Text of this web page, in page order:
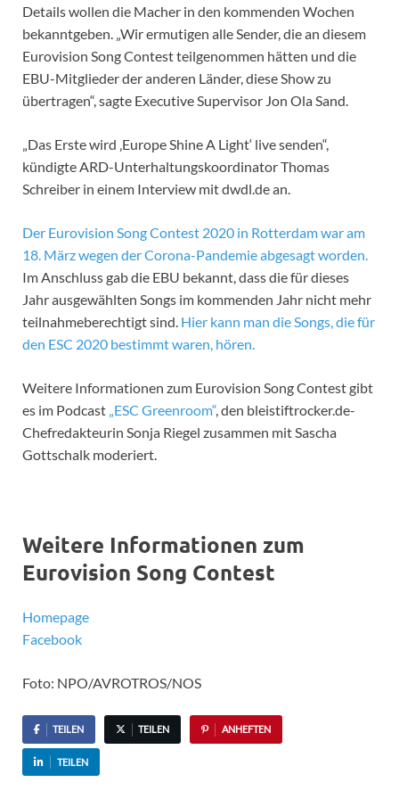
Details wollen die Macher in den kommenden Wochen
bekanntgeben. „Wir ermutigen alle Sender, die an diesem
Eurovision Song Contest teilgenommen hätten und die
EBU-Mitglieder der anderen Länder, diese Show zu
übertragen“, sagte Executive Supervisor Jon Ola Sand.
„Das Erste wird ‚Europe Shine A Light‘ live senden“,
kündigte ARD-Unterhaltungskoordinator Thomas
Schreiber in einem Interview mit dwdl.de an.
Der Eurovision Song Contest 2020 in Rotterdam war am
18. März wegen der Corona-Pandemie abgesagt worden.
Im Anschluss gab die EBU bekannt, dass die für dieses
Jahr ausgewählten Songs im kommenden Jahr nicht mehr
teilnahmeberechtigt sind. Hier kann man die Songs, die für
den ESC 2020 bestimmt waren, hören.
Weitere Informationen zum Eurovision Song Contest gibt
es im Podcast „ESC Greenroom“, den bleistiftrocker.de-
Chefredakteurin Sonja Riegel zusammen mit Sascha
Gottschalk moderiert.
Weitere Informationen zum
Eurovision Song Contest
Homepage
Facebook
Foto: NPO/AVROTROS/NOS
TEILEN TEILEN ANHEFTEN
TEILEN